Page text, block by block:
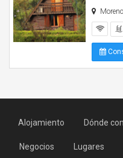
Alojamiento Dónde
Negocios Lugares